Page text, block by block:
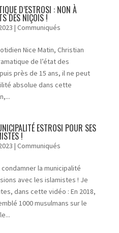
D’ESTROSI : NON À
DES NIÇOIS !
| Communiqués
Nice Matin, Christian
de l’état des
près de 15 ans, il ne peut
absolue dans cette
ESTROSI POUR SES
!
| Communiqués
la municipalité
avec les islamistes ! Je
dans cette vidéo : En 2018,
1000 musulmans sur le